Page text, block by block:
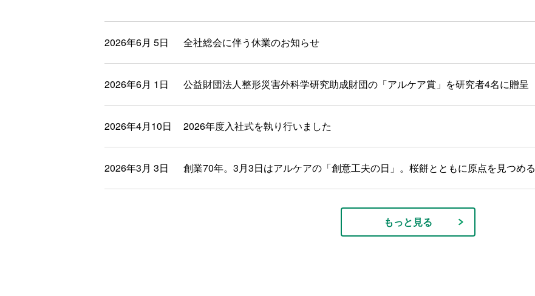
2026年6月 5日 全社総会に伴う休業のお知らせ
2026年6月 1日 公益財団法人整形災害外科学研究助成財団の「アルケア賞」を研究者4名に贈呈
2026年4月10日 2026年度入社式を執り行いました
2026年3月 3日 創業70年。3月3日はアルケアの「創意工夫の日」。桜餅とともに原点を見つめる
もっと見る